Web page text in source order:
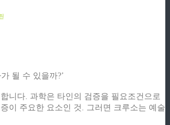
될 수 있을까?’
니다. 과학은 타인의 검증을 필요조건으로
이 주요한 요소인 것. 그러면 크루소는 예술